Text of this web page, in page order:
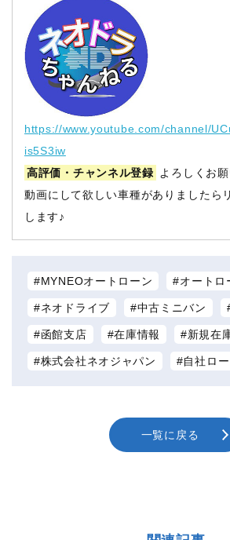
https://www.youtube.com/channel/
is5S3iw
高評価・チャンネル登録
よろしくお
動画にして欲しい車種がありましたら
します♪
MYNEOオートローン オートロ
ネオドライブ 中古ミニバン
函館支店 在庫情報 新規在
株式会社ネオジャパン 自社ロ
一覧に戻る